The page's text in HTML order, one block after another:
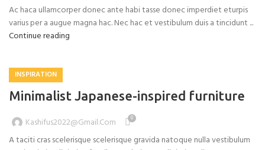
Ac haca ullamcorper donec ante habi tasse donec imperdiet eturpis
varius per a augue magna hac. Nec hac et vestibulum duis a tincidunt ...
Continue reading
INSPIRATION
Minimalist Japanese-inspired furniture
Kashifus2022@gmail.com 0
A taciti cras scelerisque scelerisque gravida natoque nulla vestibulum